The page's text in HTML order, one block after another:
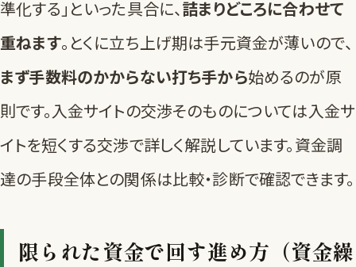
準化する」といった具合に、詰まりどころに合わせて
重ねます。とくに立ち上げ期は手元資金が薄いので、
まず手数料のかからない打ち手から始めるのが原
則です。入金サイトの交渉そのものについては入金サ
イトを短くする交渉で詳しく解説しています。資金調
達の手段全体との関係は比較・診断で確認できます。
限られた資金で回す進め方（資金繰